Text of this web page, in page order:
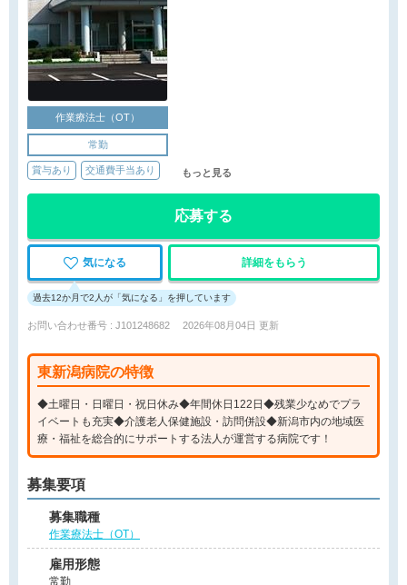
作業療法士（OT）
常勤
賞与あり 交通費手当あり もっと見る
応募する
気になる 詳細をもらう
過去12か月で2人が「気になる」を押しています
お問い合わせ番号 : J101248682 2026年08月04日 更新
東新潟病院の特徴
◆土曜日・日曜日・祝日休み◆年間休日122日◆残業少なめでプラ
イベートも充実◆介護老人保健施設・訪問併設◆新潟市内の地域医
療・福祉を総合的にサポートする法人が運営する病院です！
募集要項
募集職種
作業療法士（OT）
雇用形態
常勤